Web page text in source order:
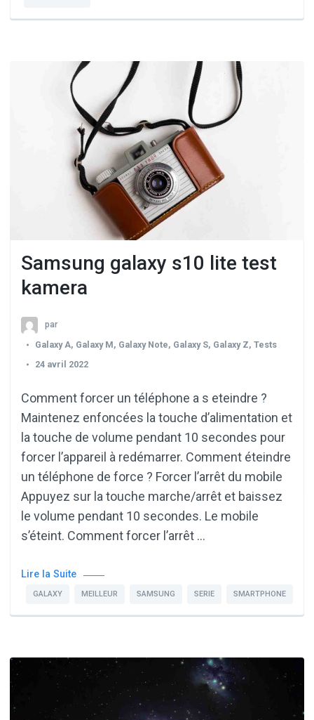
Samsung galaxy s10 lite test
kamera
par
Galaxy A, Galaxy M, Galaxy Note, Galaxy S, Galaxy Z, Tests
24 avril 2022
Comment forcer un téléphone a s eteindre ?
Maintenez enfoncées la touche d’alimentation et
la touche de volume pendant 10 secondes pour
forcer l’appareil à redémarrer. Comment éteindre
un téléphone de force ? Forcer l’arrêt du mobile
Appuyez sur la touche marche/arrêt et baissez
le volume pendant 10 secondes. Le mobile
s’éteint. Comment forcer l’arrêt …
Lire la Suite
GALAXY MEILLEUR SAMSUNG SERIE SMARTPHONE